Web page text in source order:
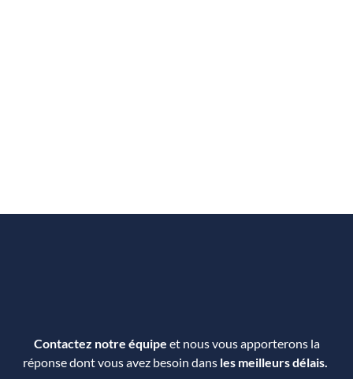
Contactez notre équipe et nous vous apporterons la
réponse dont vous avez besoin dans les meilleurs délais.